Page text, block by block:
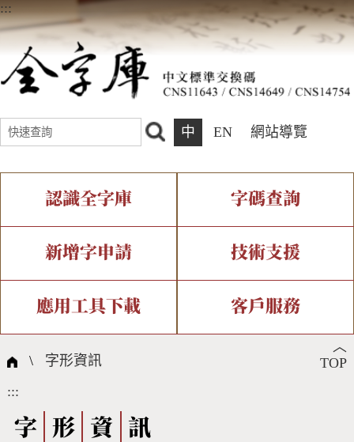
:::
中 EN 網站導覽
認識全字庫
全字庫介紹 全字庫現況
中文碼介紹 專有名詞介紹
國際字碼相關組織
字碼查詢
IDS查詢 部件查詢
複合查詢 注音查詢
筆畫查詢
筆順序查詢
新增字申請
新字申請處理流程
技術支援
字形即時顯示 造字解決方案
全字庫授權 轉碼Web Service
應用工具下載
個人電腦造字處理工具
字形下載
客戶服務
問題集
熱門查詢統計
︿
TOP
\ 字形資訊
:::
字 形 資
訊